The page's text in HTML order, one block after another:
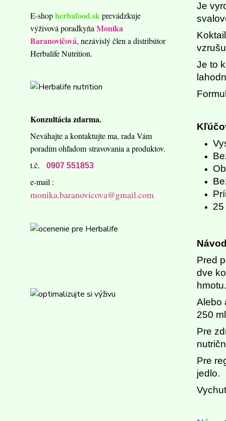
E-shopherbafood.skprevádzkuje
výživová poradkyňaMonika
Baranovičová, nezávislý člen a distribútor
Herbalife Nutrition.
Konzultácia zdarma.
Neváhajte a kontaktujte ma, rada Vám
poradím ohľadomstravovania a produktov.
t.č.
0907 551853
e-mail :
monika.baranovicova@gmail.com
Je
Je to
Pred
dve
hmotu.
Alebo
250
Pre
Pre
jedlo.